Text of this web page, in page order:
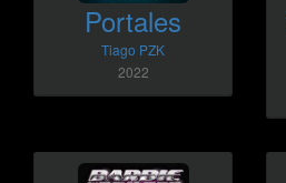
Portales
Tiago PZK
2022